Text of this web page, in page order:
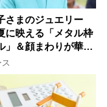
さまのジュエリー
に映える「メタル枠
」＆顔まわりが華や
れる一粒」の使い分